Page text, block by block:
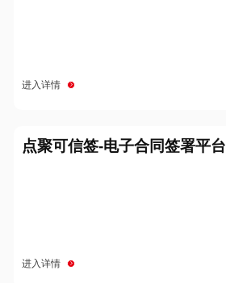
进入详情
点聚可信签-电子合同签署平台
进入详情